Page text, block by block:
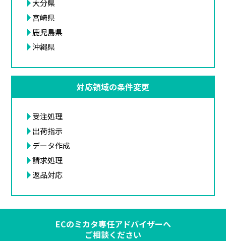
大分県
宮崎県
鹿児島県
沖縄県
対応領域の条件変更
受注処理
出荷指示
データ作成
請求処理
返品対応
ECのミカタ専任アドバイザーへ
ご相談ください